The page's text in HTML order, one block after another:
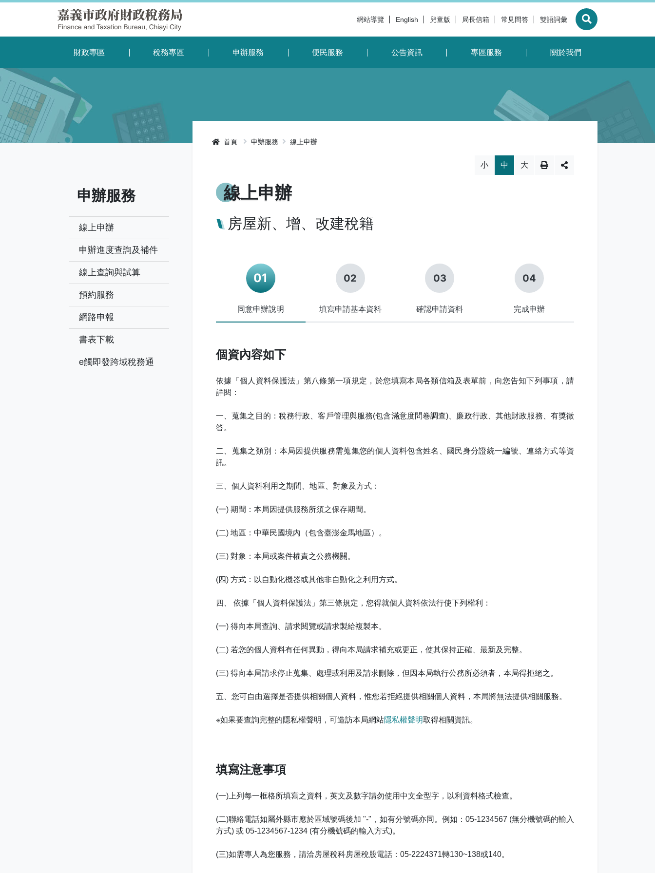
網站導覽 English 兒童版 局長信箱 常見問答 雙語詞彙
展開搜尋
財政專區 稅務專區 申辦服務 便民服務 公告資訊 專區服務 關於我們
申辦服務
線上申辦
申辦進度查詢及補件
線上查詢與試算
預約服務
網路申報
書表下載
e觸即發跨域稅務通
首頁 申辦服務 線上申辦
小 中 大
線上申辦
房屋新、增、改建稅籍
同意申辦說明 填寫申請基本資料 確認申請資料 完成申辦
個資內容如下
依據「個人資料保護法」第八條第一項規定，於您填寫本局各類信箱及表單前，向您告知下列事項，請
詳閱：
一、蒐集之目的：稅務行政、客戶管理與服務(包含滿意度問卷調查)、廉政行政、其他財政服務、有獎徵
答。
二、蒐集之類別：本局因提供服務需蒐集您的個人資料包含姓名、國民身分證統一編號、連絡方式等資
訊。
三、個人資料利用之期間、地區、對象及方式：
(一) 期間：本局因提供服務所須之保存期間。
(二) 地區：中華民國境內（包含臺澎金馬地區）。
(三) 對象：本局或案件權責之公務機關。
(四) 方式：以自動化機器或其他非自動化之利用方式。
四、 依據「個人資料保護法」第三條規定，您得就個人資料依法行使下列權利：
(一) 得向本局查詢、請求閱覽或請求製給複製本。
(二) 若您的個人資料有任何異動，得向本局請求補充或更正，使其保持正確、最新及完整。
(三) 得向本局請求停止蒐集、處理或利用及請求刪除，但因本局執行公務所必須者，本局得拒絕之。
五、您可自由選擇是否提供相關個人資料，惟您若拒絕提供相關個人資料，本局將無法提供相關服務。
※如果要查詢完整的隱私權聲明，可造訪本局網站隱私權聲明取得相關資訊。
填寫注意事項
(一)上列每一框格所填寫之資料，英文及數字請勿使用中文全型字，以利資料格式檢查。
(二)聯絡電話如屬外縣市應於區域號碼後加 "-"，如有分號碼亦同。例如：05-1234567 (無分機號碼的輸入
方式) 或 05-1234567-1234 (有分機號碼的輸入方式)。
(三)如需專人為您服務，請洽房屋稅科房屋稅股電話：05-2224371轉130~138或140。